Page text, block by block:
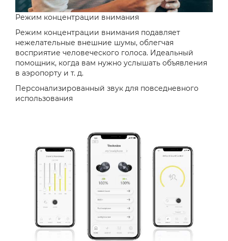
Режим концентрации внимания
Режим концентрации внимания подавляет
нежелательные внешние шумы, облегчая
восприятие человеческого голоса. Идеальный
помощник, когда вам нужно услышать объявления
в аэропорту и т. д.
Персонализированный звук для повседневного
использования